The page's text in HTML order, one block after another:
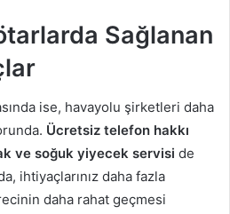
Sağlanan
ise, havayolu şirketleri daha
Ücretsiz telefon hakkı
ve soğuk yiyecek servisi de
ihtiyaçlarınız daha fazla
daha rahat geçmesi